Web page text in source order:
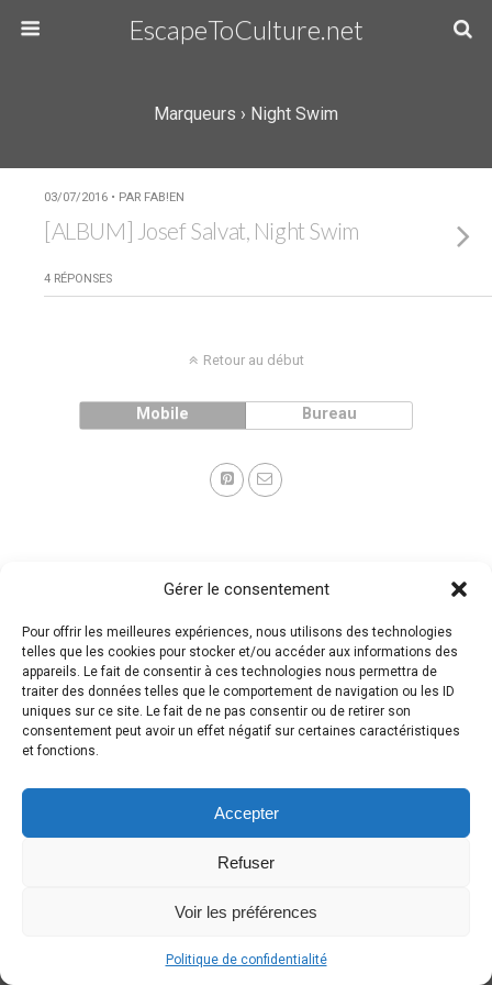
Gérer le consentement
Pour offrir les meilleures expériences, nous utilisons des technologies
telles que les cookies pour stocker et/ou accéder aux informations des
appareils. Le fait de consentir à ces technologies nous permettra de
traiter des données telles que le comportement de navigation ou les ID
uniques sur ce site. Le fait de ne pas consentir ou de retirer son
consentement peut avoir un effet négatif sur certaines caractéristiques
et fonctions.
Accepter
Refuser
Voir les préférences
Politique de confidentialité
EscapeToCulture.net
Marqueurs › Night Swim
03/07/2016 • PAR FAB!EN
[ALBUM] Josef Salvat, Night Swim
4 RÉPONSES
Retour au début
Mobile Bureau